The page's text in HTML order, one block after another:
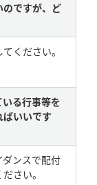
ですが、ど
ください。
る行事等を
いいです
ダンスで配付
さい。